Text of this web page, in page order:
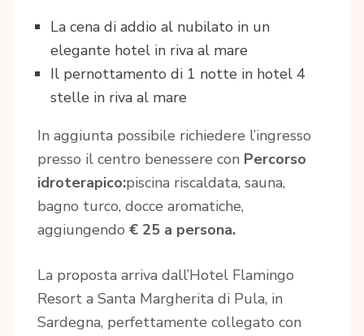
La cena di addio al nubilato in un
elegante hotel in riva al mare
Il pernottamento di 1 notte in hotel 4
stelle in riva al mare
In aggiunta possibile richiedere l’ingresso
presso il centro benessere con Percorso
idroterapico:piscina riscaldata, sauna,
bagno turco, docce aromatiche,
aggiungendo € 25 a persona.
La proposta arriva dall’Hotel Flamingo
Resort a Santa Margherita di Pula, in
Sardegna, perfettamente collegato con